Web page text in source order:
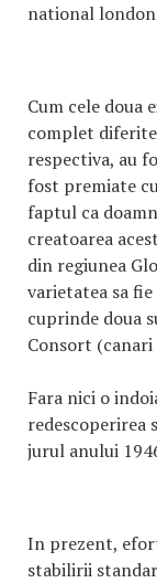
national
Cum cele doua
complet
respectiva, au
fost premiate
faptul ca
creatoarea
din regiunea
varietatea sa
cuprinde doua
Consort
Fara nici o
redescoperirea
jurul anului
In prezent,
stabilirii